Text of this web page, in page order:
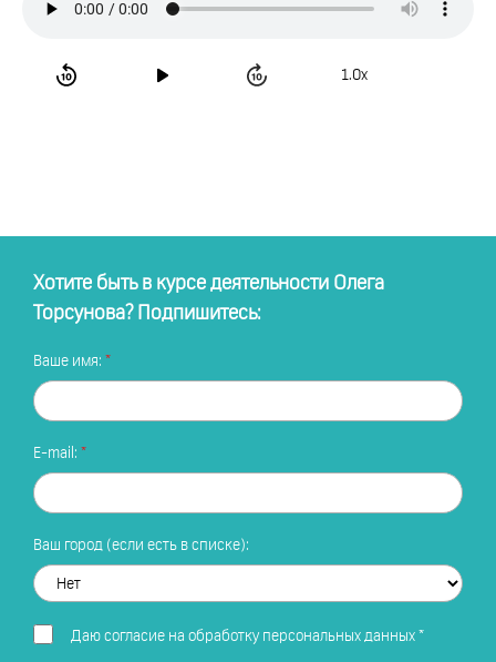
1.0x
Хотите быть в курсе деятельности Олега
Торсунова? Подпишитесь:
Ваше имя:
E-mail:
Ваш город (если есть в списке):
Даю согласие на обработку персональных данных*